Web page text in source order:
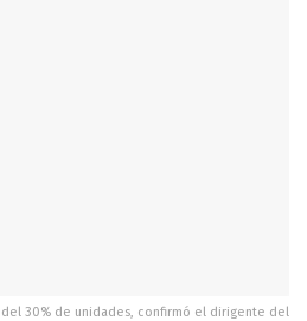
del 30% de unidades, confirmó el dirigente del